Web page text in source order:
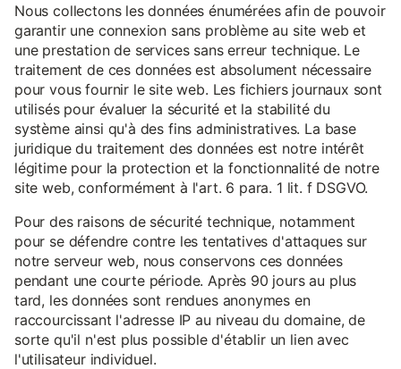
Nous collectons les données énumérées afin de pouvoir
garantir une connexion sans problème au site web et
une prestation de services sans erreur technique. Le
traitement de ces données est absolument nécessaire
pour vous fournir le site web. Les fichiers journaux sont
utilisés pour évaluer la sécurité et la stabilité du
système ainsi qu'à des fins administratives. La base
juridique du traitement des données est notre intérêt
légitime pour la protection et la fonctionnalité de notre
site web, conformément à l'art. 6 para. 1 lit. f DSGVO.
Pour des raisons de sécurité technique, notamment
pour se défendre contre les tentatives d'attaques sur
notre serveur web, nous conservons ces données
pendant une courte période. Après 90 jours au plus
tard, les données sont rendues anonymes en
raccourcissant l'adresse IP au niveau du domaine, de
sorte qu'il n'est plus possible d'établir un lien avec
l'utilisateur individuel.